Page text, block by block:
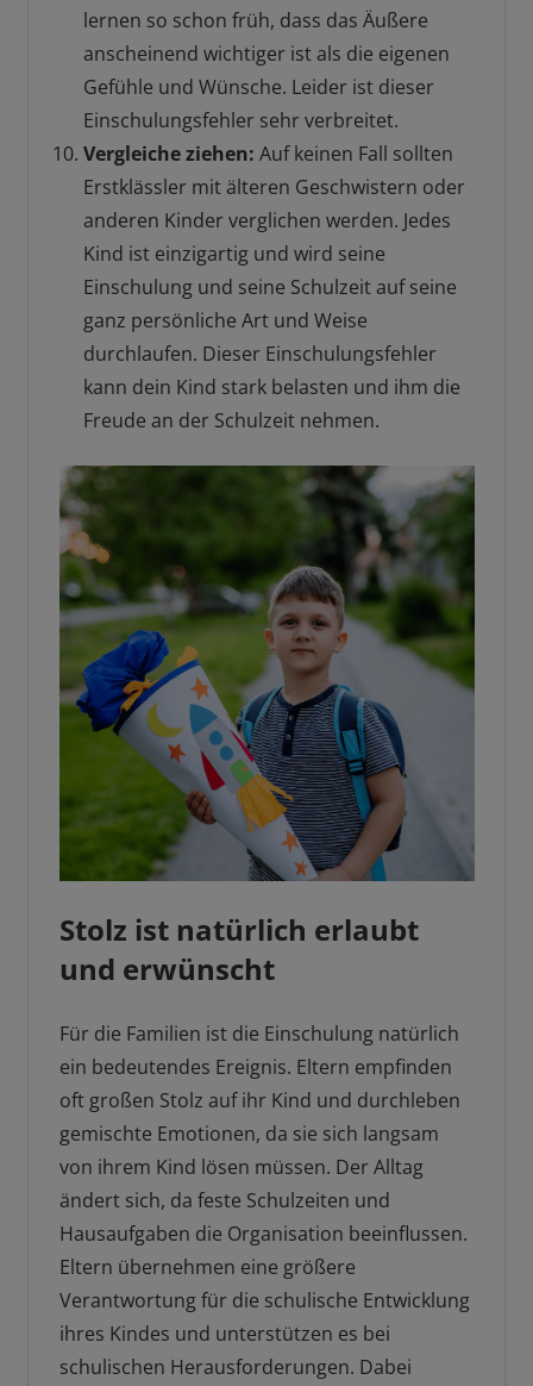
lernen so schon früh, dass das Äußere
anscheinend wichtiger ist als die eigenen
Gefühle und Wünsche. Leider ist dieser
Einschulungsfehler sehr verbreitet.
Vergleiche ziehen: Auf keinen Fall sollten
Erstklässler mit älteren Geschwistern oder
anderen Kinder verglichen werden. Jedes
Kind ist einzigartig und wird seine
Einschulung und seine Schulzeit auf seine
ganz persönliche Art und Weise
durchlaufen. Dieser Einschulungsfehler
kann dein Kind stark belasten und ihm die
Freude an der Schulzeit nehmen.
Stolz ist natürlich erlaubt
und erwünscht
Für die Familien ist die Einschulung natürlich
ein bedeutendes Ereignis. Eltern empfinden
oft großen Stolz auf ihr Kind und durchleben
gemischte Emotionen, da sie sich langsam
von ihrem Kind lösen müssen. Der Alltag
ändert sich, da feste Schulzeiten und
Hausaufgaben die Organisation beeinflussen.
Eltern übernehmen eine größere
Verantwortung für die schulische Entwicklung
ihres Kindes und unterstützen es bei
schulischen Herausforderungen. Dabei